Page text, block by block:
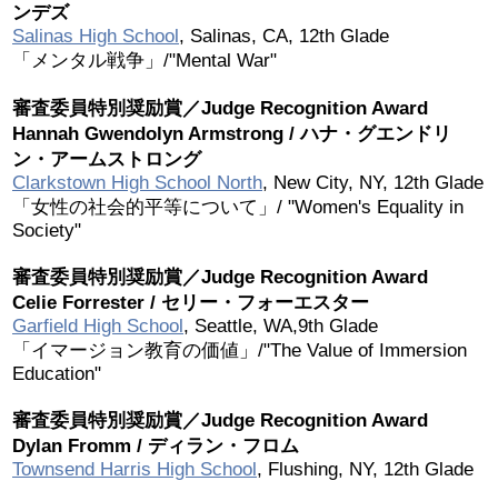
2022 Results
2019 Winner
2019 Results
2018 Winners
2017 Winners
2015 Winners
ンデズ
Salinas High School, Salinas, CA, 12th Glade
「メンタル戦争」/"Mental War"
審査委員特別奨励賞／Judge Recognition Award
Hannah Gwendolyn Armstrong / ハナ・グエンドリ
ン・アームストロング
Clarkstown High School North, New City, NY, 12th Glade
「女性の社会的平等について」/ "Women's Equality in
Society"
審査委員特別奨励賞／Judge Recognition Award
Celie Forrester / セリー・フォーエスター
Garfield High School, Seattle, WA,9th Glade
「イマージョン教育の価値」/"The Value of Immersion
Education"
審査委員特別奨励賞／Judge Recognition Award
Dylan Fromm / ディラン・フロム
Townsend Harris High School, Flushing, NY, 12th Glade